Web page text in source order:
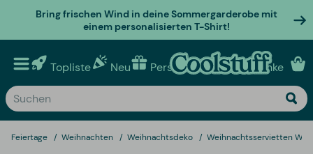
Bring frischen Wind in deine Sommergarderobe mit
einem personalisierten T-Shirt!
Topliste Neu Personalisierte geschenke
Feiertage Weihnachten Weihnachtsdeko Weihnachtsservietten